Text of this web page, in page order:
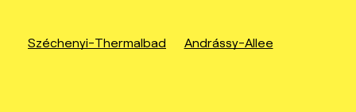
Széchenyi-Thermalbad Andrássy-Allee